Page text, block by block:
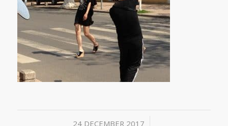
24 DECEMBER 2017